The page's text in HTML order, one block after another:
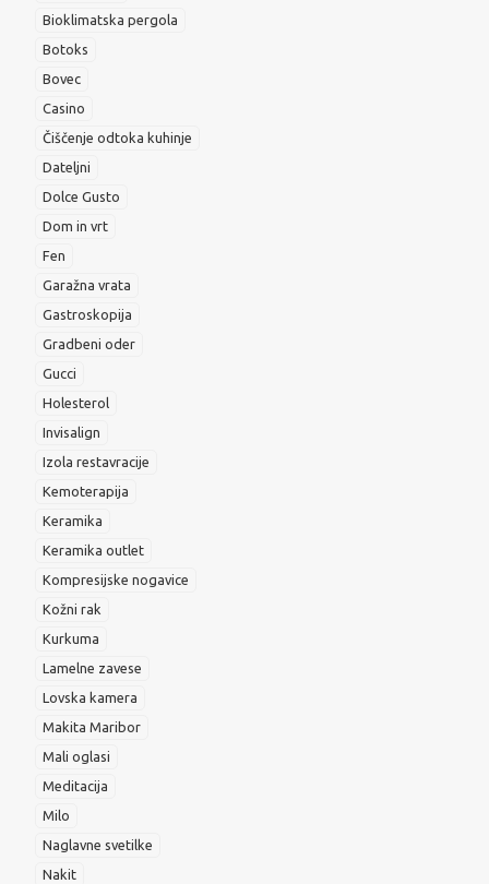
Bioklimatska pergola
Botoks
Bovec
Casino
Čiščenje odtoka kuhinje
Dateljni
Dolce Gusto
Dom in vrt
Fen
Garažna vrata
Gastroskopija
Gradbeni oder
Gucci
Holesterol
Invisalign
Izola restavracije
Kemoterapija
Keramika
Keramika outlet
Kompresijske nogavice
Kožni rak
Kurkuma
Lamelne zavese
Lovska kamera
Makita Maribor
Mali oglasi
Meditacija
Milo
Naglavne svetilke
Nakit